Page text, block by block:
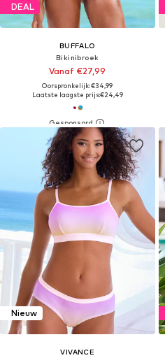
DEAL
BUFFALO
Bikinibroek
Vanaf €27,99
Oorspronkelijk: €34,99
Laatste laagste prijs:€24,49
Nieuw
VIVANCE